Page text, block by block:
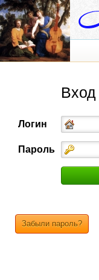
Вход
Логин
Пароль
Забыли пароль?